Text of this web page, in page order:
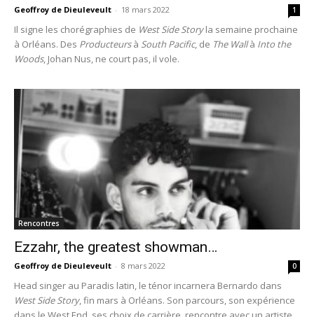
Geoffroy de Dieuleveult - 18 mars 2022 1
Il signe les chorégraphies de West Side Storyla semaine prochaine
à Orléans. Des Producteursà South Pacific, de The Wallà Into the
Woods, Johan Nus, ne court pas, il vole.
Rencontres
Ezzahr, the greatest showman…
Geoffroy de Dieuleveult - 8 mars 2022 0
Head singer au Paradis latin, le ténor incarnera Bernardo dans
West Side Story, fin mars à Orléans. Son parcours, son expérience